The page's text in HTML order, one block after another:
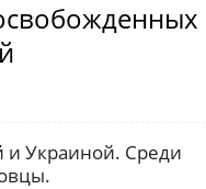
и Украиной. Среди